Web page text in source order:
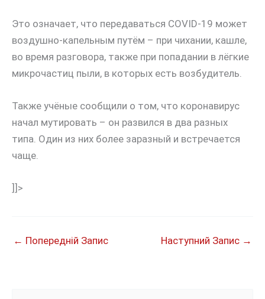
Это означает, что передаваться COVID-19 может
воздушно-капельным путём – при чихании, кашле,
во время разговора, также при попадании в лёгкие
микрочастиц пыли, в которых есть возбудитель.
Также учёные сообщили о том, что коронавирус
начал мутировать – он развился в два разных
типа. Один из них более заразный и встречается
чаще.
]]>
← Попередній Запис Наступний Запис →